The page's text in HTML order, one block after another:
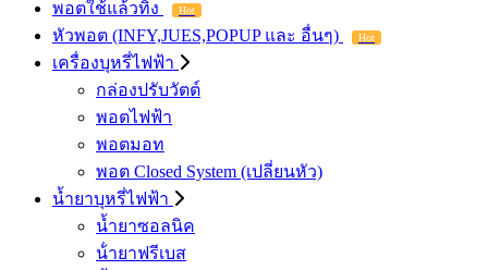
พอตใช้แล้วทิ้ง Hot
หัวพอต (INFY,JUES,POPUP และ อื่นๆ) Hot
เครื่องบุหรี่ไฟฟ้า
กล่องปรับวัตต์
พอตไฟฟ้า
พอตมอท
พอต Closed System (เปลี่ยนหัว)
น้ำยาบุหรี่ไฟฟ้า
น้ำยาซอลนิค
น้ํายาฟรีเบส